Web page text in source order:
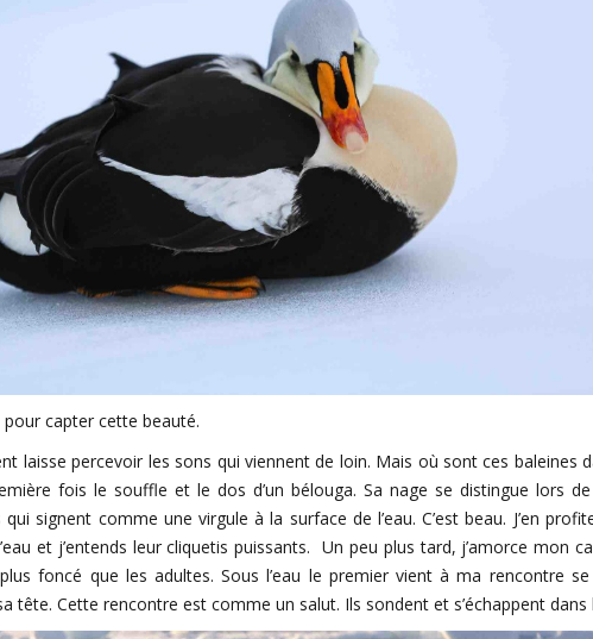
pour capter cette beauté.
laisse percevoir les sons qui viennent de loin. Mais où sont ces baleines
fois le souffle et le dos d’un bélouga. Sa nage se distingue lors
signent comme une virgule à la surface de l’eau. C’est beau. J’en
et j’entends leur cliquetis puissants. Un peu plus tard, j’amorce mon
foncé que les adultes. Sous l’eau le premier vient à ma rencontre
tête. Cette rencontre est comme un salut. Ils sondent et s’échappent dans